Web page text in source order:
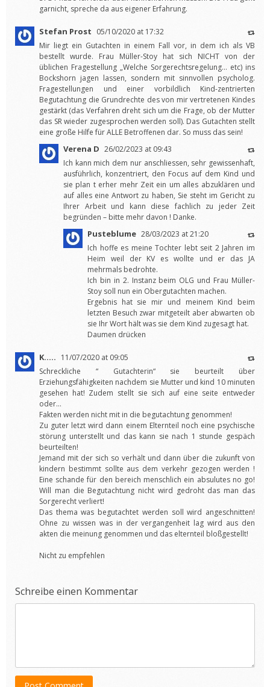
garnicht, spreche da aus eigener Erfahrung.
Stefan Prost 05/10/2020 at 17:32
Mir liegt ein Gutachten in einem Fall vor, in dem ich als VB
bestellt wurde. Frau Müller-Stoy hat sich NICHT von der
üblichen Fragestellung „Welche Sorgerechtsregelung… etc) ins
Bockshorn jagen lassen, sondern mit sinnvollen psycholog.
Fragestellungen und einer vorbildlich Kind-zentrierten
Begutachtung die Grundrechte des von mir vertretenen Kindes
gestärkt (das Verfahren dreht sich um die Frage, ob der Mutter
das SR wieder zugesprochen werden soll). Das Gutachten stellt
eine große Hilfe für ALLE Betroffenen dar. So muss das sein!
Verena D 26/02/2023 at 09:43
Ich kann mich dem nur anschliessen, sehr gewissenhaft,
ausführlich, konzentriert, den Focus auf dem Kind und
sie plan t erher mehr Zeit ein um alles abzuklären und
auf alles eine Antwort zu haben, Sie steht im Gericht zu
Ihrer Arbeit und kann diese fachlich zu jeder Zeit
begründen – bitte mehr davon ! Danke.
Pusteblume 28/03/2023 at 21:20
Ich hoffe es meine Tochter lebt seit 2 Jahren im
Heim weil der KV es wollte und er das JA
mehrmals bedrohte.
Ich bin in 2. Instanz beim OLG und Frau Müller-
Stoy soll nun ein Obergutachten machen.
Ergebnis hat sie mir und meinem Kind beim
letzten Besuch zwar mitgeteilt aber abwarten ob
sie Ihr Wort hält was sie dem Kind zugesagt hat.
Daumen drücken
K..... 11/07/2020 at 09:05
Schreckliche “ Gutachterin“ sie beurteilt über
Erziehungsfähigkeiten nachdem sie Mutter und kind 10 minuten
gesehen hat! Zudem stellt sie sich auf eine seite entweder
oder…
Fakten werden nicht mit in die begutachtung genommen!
Zu guter letzt wird dann einem Elternteil noch eine psychische
störung unterstellt und das kann sie nach 1 stunde gespäch
beurteilten!
Jemand mit der sich so verhält und dann über die zukunft von
kindern bestimmt sollte aus dem verkehr gezogen werden !
Eine schande für den bereich menschlich ein absulutes no go!
Will man die Begutachtung nicht wird gedroht das man das
Sorgerecht verliert!
Das thema was begutachtet werden soll wird angeschnitten!
Ohne zu wissen was in der vergangenheit lag wird aus den
akten die meinung genommen und das elternteil bloßgestellt!
Nicht zu empfehlen
Schreibe einen Kommentar